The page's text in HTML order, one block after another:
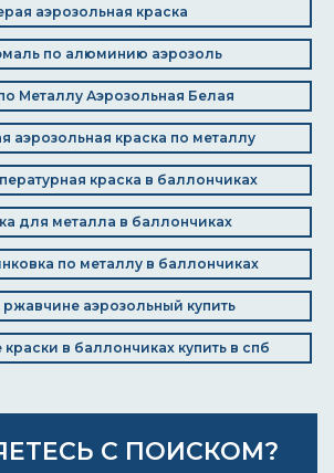
аэрозольная краска
по алюминию аэрозоль
Металлу Аэрозольная Белая
аэрозольная краска по металлу
краска в баллончиках
для металла в баллончиках
по металлу в баллончиках
ржавчине аэрозольный купить
в баллончиках купить в спб
С ПОИСКОМ?